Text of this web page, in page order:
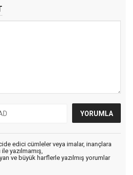
edici cümleler veya imalar, inançlara
yazılmamış,
ve büyük harflerle yazılmış yorumlar